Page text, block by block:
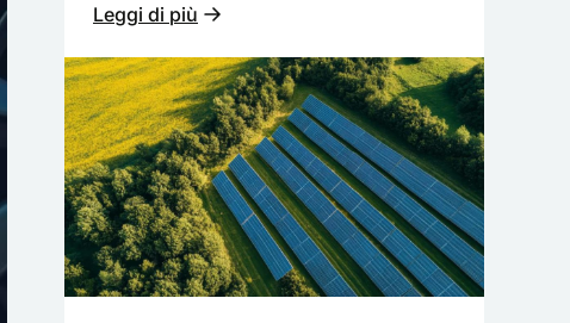
Leggi di più